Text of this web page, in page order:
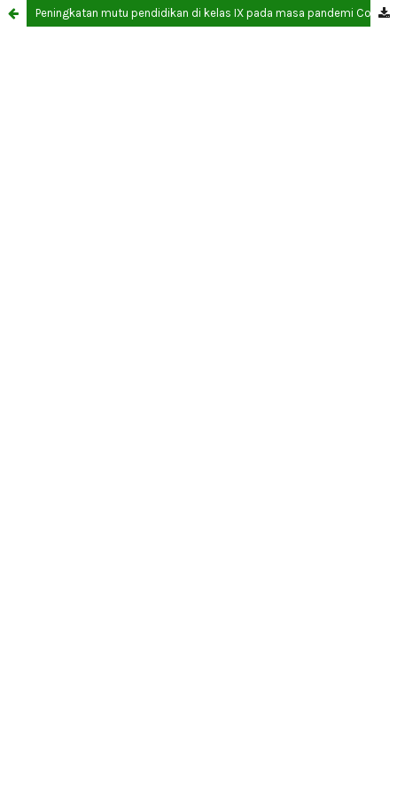
Peningkatan mutu pendidikan di kelas IX pada masa pandemi Covid-19